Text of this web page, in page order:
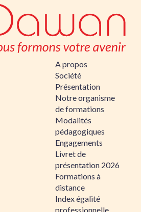
A propos
Société
Présentation
Notre organisme
de formations
Modalités
pédagogiques
Engagements
Livret de
présentation 2026
Formations à
distance
Index égalité
professionnelle